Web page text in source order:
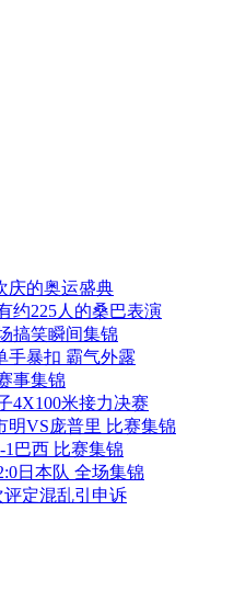
庆的奥运盛典
约225人的桑巴表演
搞笑瞬间集锦
手暴扣 霸气外露
事集锦
4X100米接力决赛
明VS庞普里 比赛集锦
巴西 比赛集锦
日本队 全场集锦
定混乱引申诉